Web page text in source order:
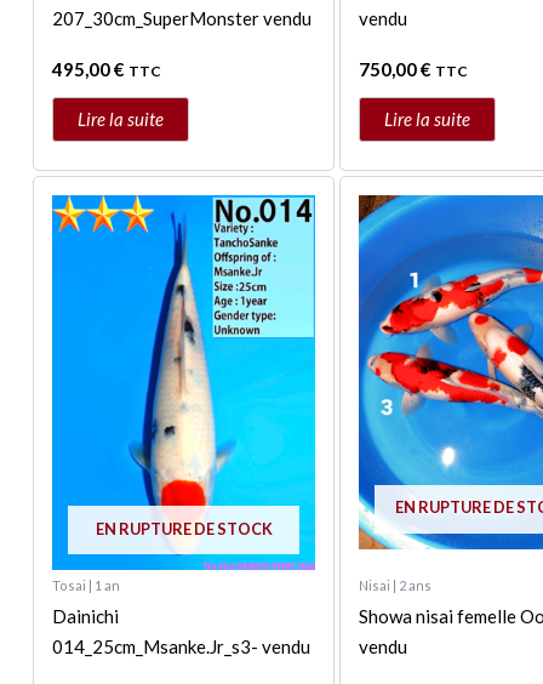
207_30cm_SuperMonster vendu
495,00€ TTC
Lire la suite
vendu
750,00€ TTC
Lire la suite
EN RUPTURE DE STOCK
Tosai | 1 an
Dainichi
014_25cm_Msanke.Jr_s3- vendu
EN RUPTURE DE
Nisai | 2 ans
Showa nisai femelle
vendu
produit
a
plusieurs
variations.
Les
options
peuvent
être
choisies
sur
la
page
du
produit